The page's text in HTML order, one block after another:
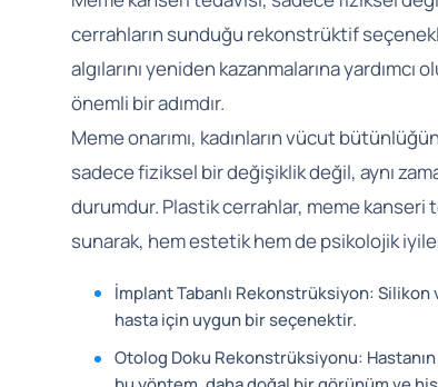
cerrahların sunduğu rekonstrüktif
algılarını yeniden kazanmalarına
önemli bir adımdır.
Meme onarımı, kadınların vücut
sadece fiziksel bir değişiklik değil, aynı
durumdur. Plastik cerrahlar, meme
sunarak, hem estetik hem de psikolojik
İmplant Tabanlı Rekonstrüksiyon:
hasta için uygun bir seçenektir.
Otolog Doku Rekonstrüksiyonu: